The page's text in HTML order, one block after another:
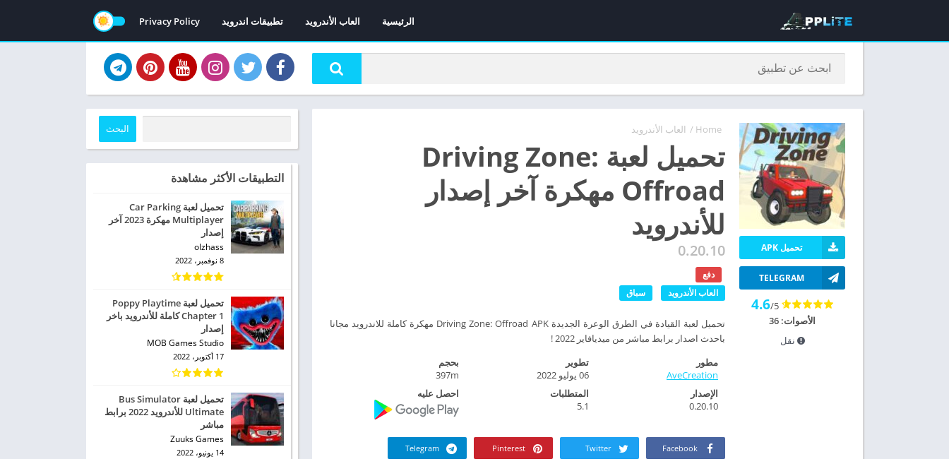
الرئيسية العاب الأندرويد تطبيقات اندرويد Privacy Policy
Home
/ العاب الأندرويد
تحميل لعبة Driving Zone:
Offroad مهكرة آخر إصدار
للأندرويد
0.20.10
دفع
العاب الأندرويد
سباق
تحميل لعبة القيادة في الطرق الوعرة الجديدة Driving Zone: Offroad APK مهكرة كاملة للاندرويد مجانا
باحدث اصدار برابط مباشر من ميديافاير 2022 !
تحميل APK
TELEGRAM
4.6/5
الأصوات: 36
نقل
مطور
AveCreation
تطوير
06 يوليو 2022
بحجم
397m
الإصدار
0.20.10
المتطلبات
5.1
احصل عليه
Facebook
Twitter
Pinterest
Telegram
البحث
التطبيقات الأكثر مشاهدة
تحميل لعبة Car Parking
Multiplayer‏ مهكرة 2023 آخر
إصدار
olzhass
8 نوفمبر، 2022
تحميل لعبة Poppy Playtime
Chapter 1 كاملة للأندرويد باخر
إصدار
MOB Games Studio
17 أكتوبر، 2022
تحميل لعبة Bus Simulator
Ultimate للأندرويد 2022 برابط
مباشر
Zuuks Games
14 يونيو، 2022